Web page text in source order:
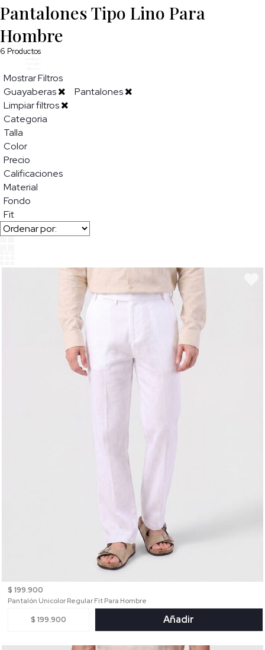
Pantalones Tipo Lino Para
Hombre
6 Productos
Mostrar Filtros
Guayaberas
Pantalones
Limpiar filtros
Categoria
Talla
Color
Precio
Calificaciones
Material
Fondo
Fit
$ 199.900
Pantalón Unicolor Regular Fit Para Hombre
$ 199.900 Añadir